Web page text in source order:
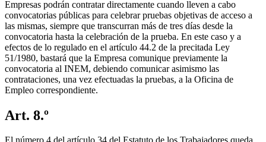
Empresas podrán contratar directamente cuando lleven a cabo
convocatorias públicas para celebrar pruebas objetivas de acceso a
las mismas, siempre que transcurran más de tres días desde la
convocatoria hasta la celebración de la prueba. En este caso y a
efectos de lo regulado en el artículo 44.2 de la precitada Ley
51/1980, bastará que la Empresa comunique previamente la
convocatoria al INEM, debiendo comunicar asimismo las
contrataciones, una vez efectuadas la pruebas, a la Oficina de
Empleo correspondiente.
Art. 8.º